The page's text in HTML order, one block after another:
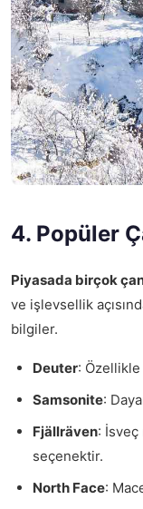
4. Popüler
Piyasada birçok
ve işlevsellik
bilgiler.
Deuter: Özellikle
Samsonite:
Fjällräven:
seçenektir.
North Face: